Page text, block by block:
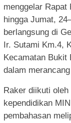
menggelar
hingga Jumat,
berlangsung di
Ir. Sutami Km.4,
Kecamatan
dalam
Raker diikuti
kependidikan
pembahasan